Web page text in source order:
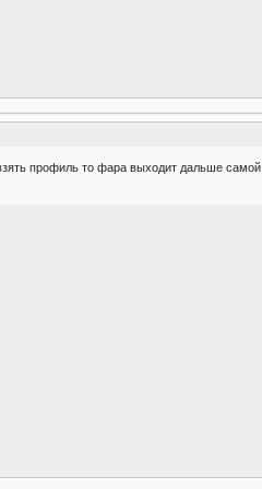
профиль то фара выходит дальше